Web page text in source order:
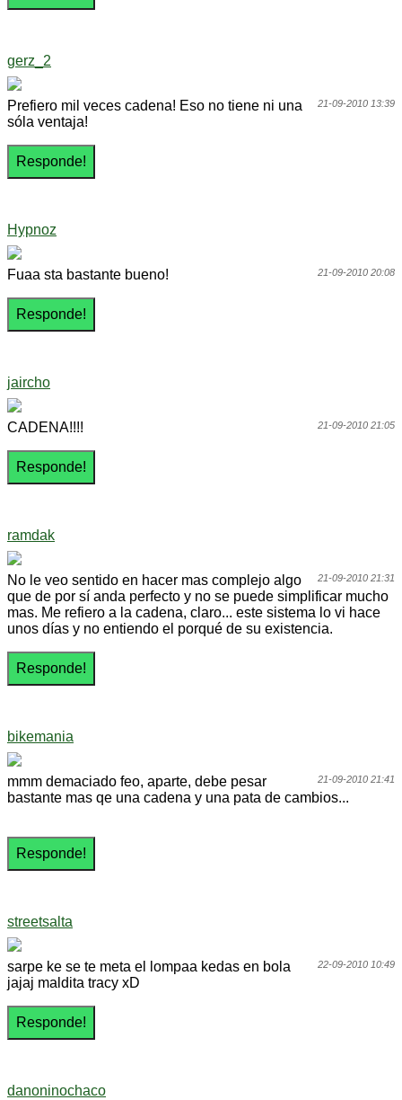
gerz_2
21-09-2010 13:39
Prefiero mil veces cadena! Eso no tiene ni una
sóla ventaja!
Hypnoz
21-09-2010 20:08
Fuaa sta bastante bueno!
jaircho
21-09-2010 21:05
CADENA!!!!
ramdak
21-09-2010 21:31
No le veo sentido en hacer mas complejo algo
que de por sí anda perfecto y no se puede simplificar mucho
mas. Me refiero a la cadena, claro... este sistema lo vi hace
unos días y no entiendo el porqué de su existencia.
bikemania
21-09-2010 21:41
mmm demaciado feo, aparte, debe pesar
bastante mas qe una cadena y una pata de cambios...
streetsalta
22-09-2010 10:49
sarpe ke se te meta el lompaa kedas en bola
jajaj maldita tracy xD
danoninochaco